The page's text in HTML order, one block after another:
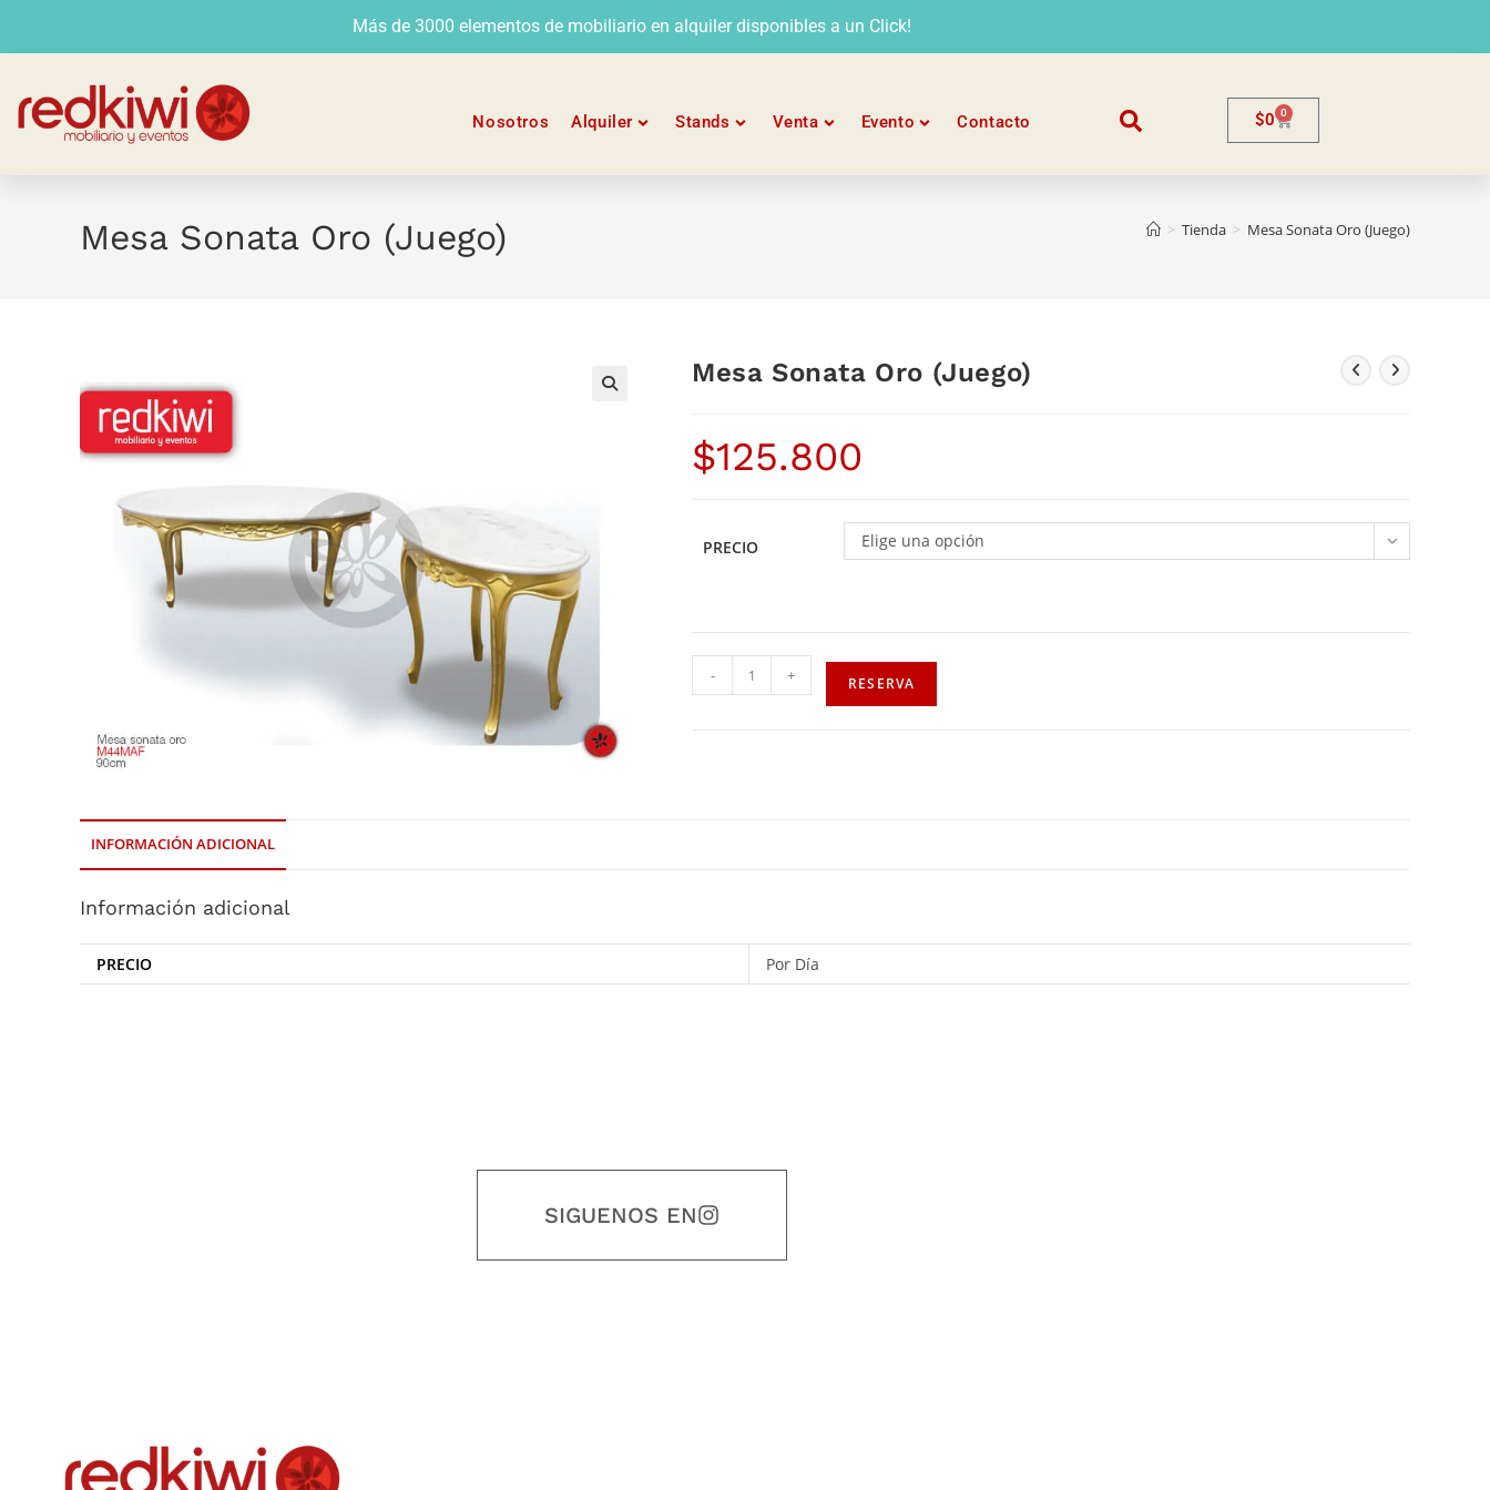
Más de 3000 elementos de mobiliario en alquiler disponibles a un Click!
Nosotros Alquiler Stands Venta Evento Contacto $0 0
Mesa Sonata Oro (Juego) > Tienda > Mesa Sonata Oro (Juego)
Mesa Sonata Oro (Juego)
$125.800
PRECIO Elige una opción
- + RESERVA
INFORMACIÓN ADICIONAL
Información adicional
PRECIO Por Día
SIGUENOS EN